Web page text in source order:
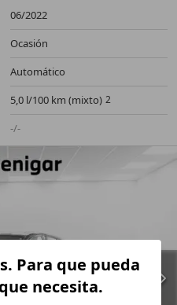
06/2022
Ocasión
Automático
5,0 l/100 km (mixto)
-/-
Para que pueda
necesita.